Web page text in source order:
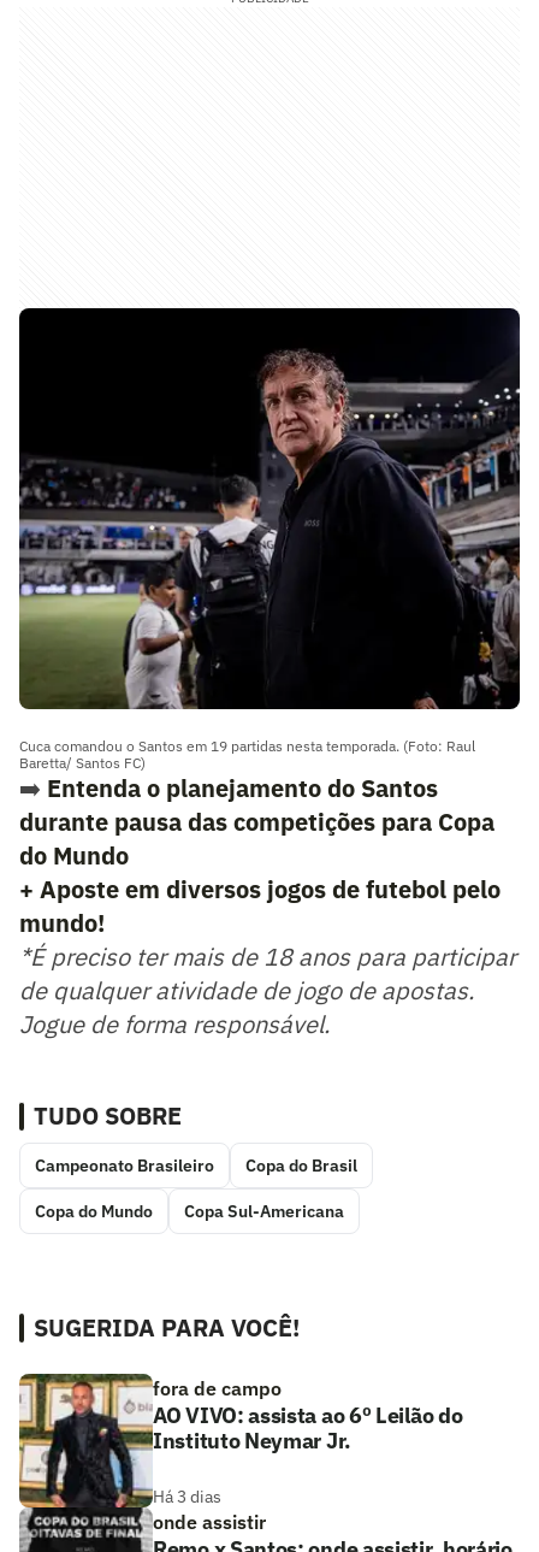
Cuca comandou o Santos em 19 partidas nesta temporada. (Foto: Raul
Baretta/ Santos FC)
➡️ Entenda o planejamento do Santos
durante pausa das competições para Copa
do Mundo
+ Aposte em diversos jogos de futebol pelo
mundo!
*É preciso ter mais de 18 anos para participar
de qualquer atividade de jogo de apostas.
Jogue de forma responsável.
TUDO SOBRE
Campeonato Brasileiro Copa do Brasil
Copa do Mundo Copa Sul-Americana
SUGERIDA PARA VOCÊ!
fora de campo
AO VIVO: assista ao 6º Leilão do
Instituto Neymar Jr.
Há 3 dias
onde assistir